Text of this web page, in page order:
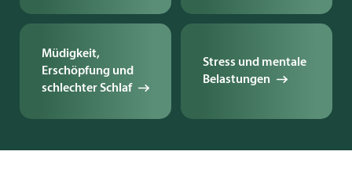
Müdigkeit,
Erschöpfung und
schlechter Schlaf
Stress und mentale
Belastungen